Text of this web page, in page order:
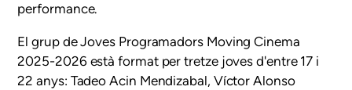
performance.
El grup de Joves Programadors Moving Cinema
2025-2026 està format per tretze joves d'entre 17 i
22 anys: Tadeo Acin Mendizabal, Víctor Alonso